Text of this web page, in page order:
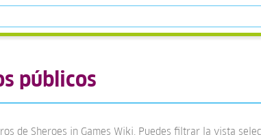
públicos
de Sheroes in Games Wiki. Puedes filtrar la vista